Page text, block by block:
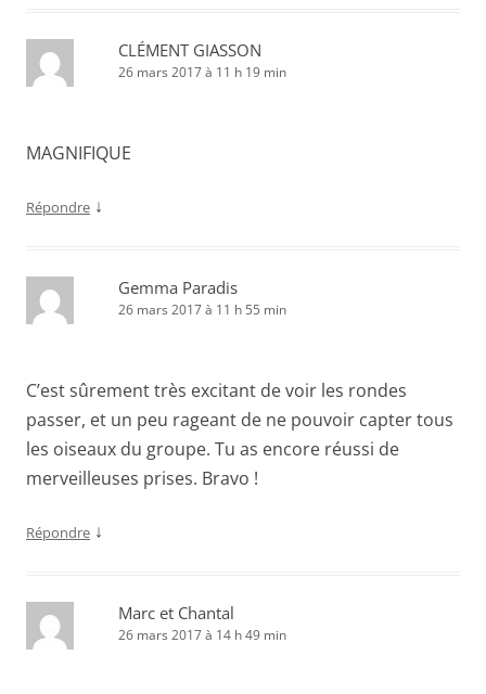
CLÉMENT GIASSON
26 mars 2017 à 11 h 19 min
MAGNIFIQUE
Répondre ↓
Gemma Paradis
26 mars 2017 à 11 h 55 min
C’est sûrement très excitant de voir les rondes
passer, et un peu rageant de ne pouvoir capter tous
les oiseaux du groupe. Tu as encore réussi de
merveilleuses prises. Bravo !
Répondre ↓
Marc et Chantal
26 mars 2017 à 14 h 49 min